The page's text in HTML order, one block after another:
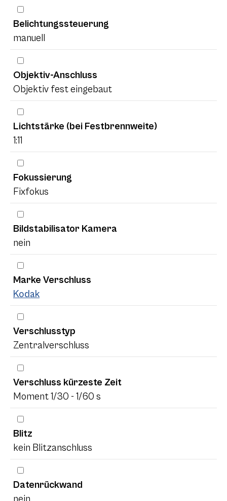
Belichtungssteuerung
manuell
Objektiv-Anschluss
Objektiv fest eingebaut
Lichtstärke (bei Festbrennweite)
1:11
Fokussierung
Fixfokus
Bildstabilisator Kamera
nein
Marke Verschluss
Kodak
Verschlusstyp
Zentralverschluss
Verschluss kürzeste Zeit
Moment 1/30 - 1/60 s
Blitz
kein Blitzanschluss
Datenrückwand